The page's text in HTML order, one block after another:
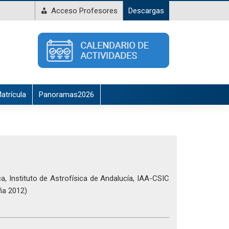
Acceso Profesores Descargas
Panoramas2026
Instituto de Astrofísica de Andalucía, IAA-CSIC
2012)